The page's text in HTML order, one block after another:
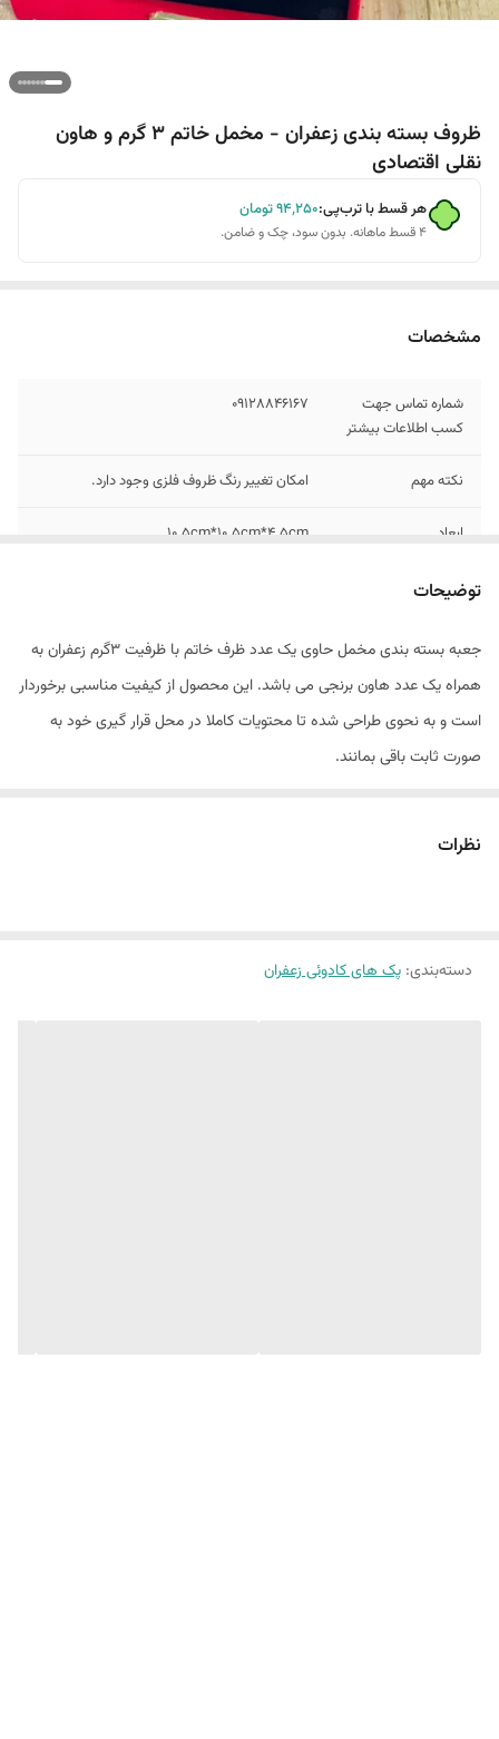
ظروف بسته بندی زعفران - مخمل خاتم 3 گرم و هاون
نقلی اقتصادی
هر قسط با ترب‌پی:۹۴٬۲۵۰تومان
۴ قسط ماهانه. بدون سود، چک و ضامن.
مشخصات
شماره تماس جهت
کسب اطلاعات بیشتر
09128846167
نکته مهم امکان تغییر رنگ ظروف فلزی وجود دارد.
ابعاد 10.5cm*10.5cm*4.5cm
وزن
توضیحات
جعبه بسته بندی مخمل حاوی یک عدد ظرف خاتم با ظرفیت 3گرم زعفران به
همراه یک عدد هاون برنجی می باشد. این محصول از کیفیت مناسبی برخوردار
است و به نحوی طراحی شده تا محتویات کاملا در محل قرار گیری خود به
صورت ثابت باقی بمانند.
نظرات
دسته‌بندی: پک های کادوئی زعفران